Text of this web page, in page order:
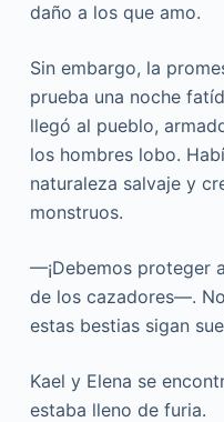
daño a los que amo.
Sin embargo, la
prueba una noche
llegó al pueblo,
los hombres lobo.
naturaleza salvaje y
monstruos.
—¡Debemos proteger
de los cazadores—.
estas bestias sigan
Kael y Elena se
estaba lleno de furia.